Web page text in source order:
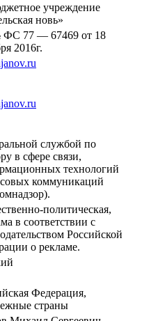
учреждение
новь»
77 — 67469 от 18
2016г.
службой по
в сфере связи,
технологий
коммуникаций
политическая,
в соответствии с
Российской
о рекламе.
Федерация,
страны